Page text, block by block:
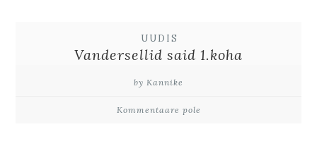
UUDIS
Vandersellid said 1.koha
by Kannike
Kommentaare pole